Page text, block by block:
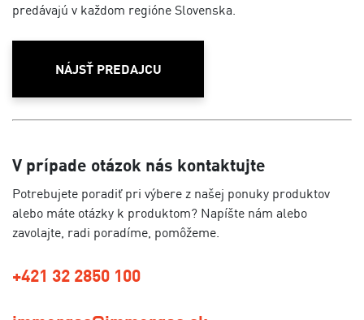
predávajú v každom regióne Slovenska.
NÁJSŤ PREDAJCU
V prípade otázok nás kontaktujte
Potrebujete poradiť pri výbere z našej ponuky produktov
alebo máte otázky k produktom? Napíšte nám alebo
zavolajte, radi poradíme, pomôžeme.
+421 32 2850 100